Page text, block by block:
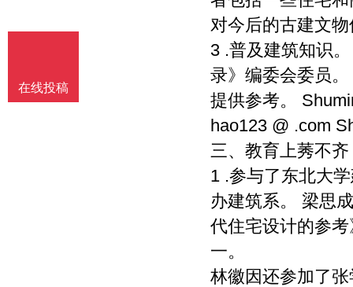
对今后的古建文
3 .普及建筑知识
录》编委会委员
提供参考。
hao123 @ .com
三、教育上莠不
1 .参与了东北大
办建筑系。 梁思
代住宅设计的参
一。
林徽因还参加了
在线投稿